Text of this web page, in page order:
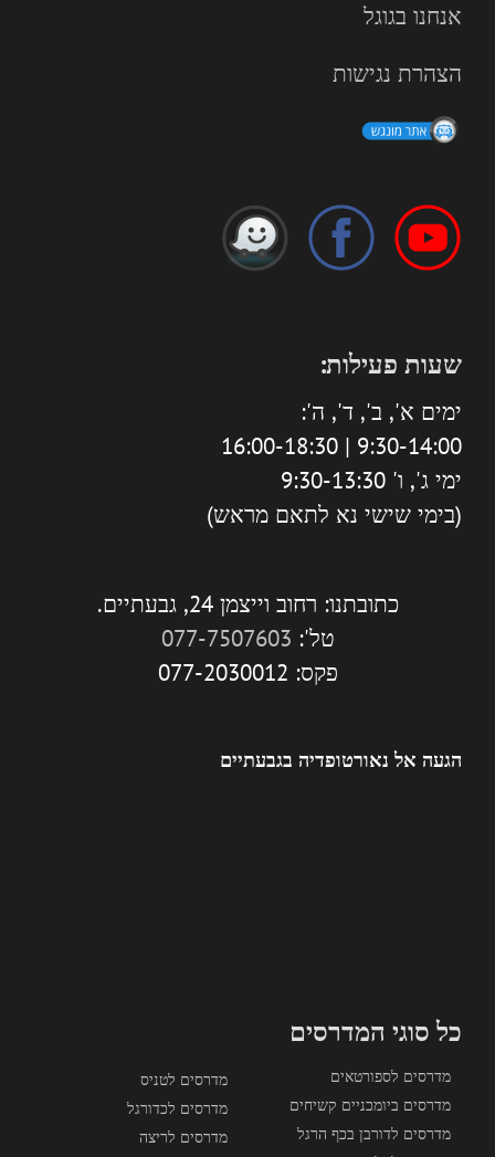
אנחנו בגוגל
הצהרת נגישות
שעות פעילות:
ימים א', ב', ד', ה':
9:30-14:00 | 16:00-18:30
ימי ג', ו' 9:30-13:30
(בימי שישי נא לתאם מראש)
כתובתנו: רחוב וייצמן 24, גבעתיים.
טל': 077-7507603
פקס: 077-2030012
הגעה אל נאורטופדיה בגבעתיים
כל סוגי המדרסים
מדרסים לספורטאים
מדרסים ביומכניים קשיחים
מדרסים לדורבן בכף הרגל
מדרסים לטניס
מדרסים לכדורגל
מדרסים לריצה